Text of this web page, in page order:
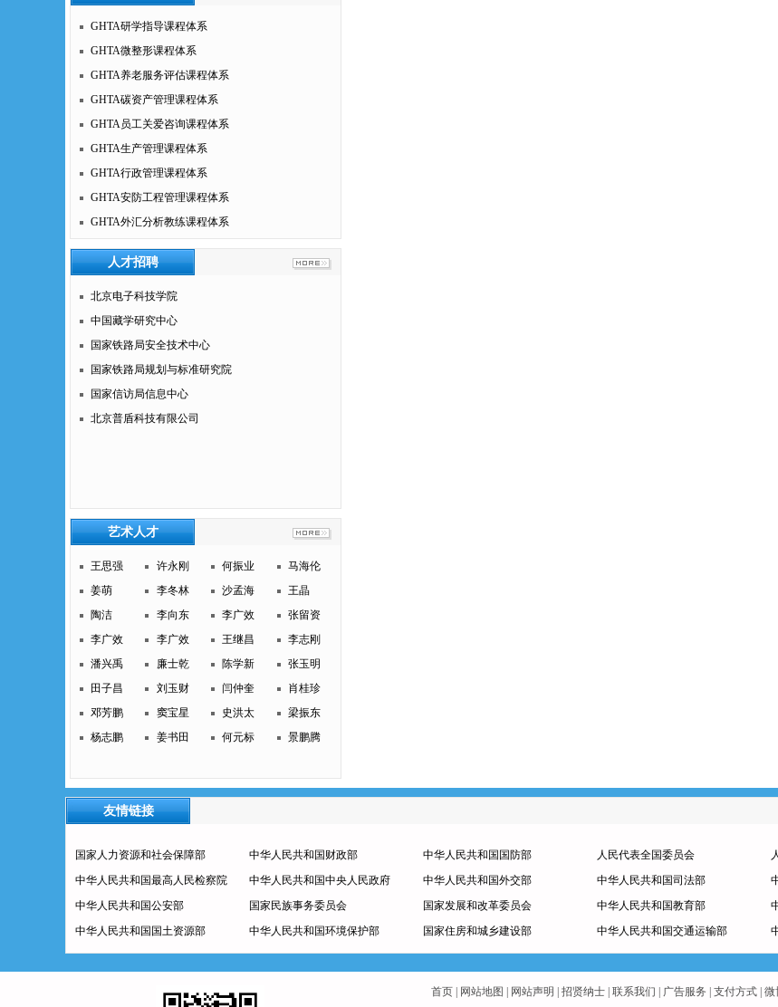
GHTA研学指导课程体系
GHTA微整形课程体系
GHTA养老服务评估课程体系
GHTA碳资产管理课程体系
GHTA员工关爱咨询课程体系
GHTA生产管理课程体系
GHTA行政管理课程体系
GHTA安防工程管理课程体系
GHTA外汇分析教练课程体系
人才招聘
北京电子科技学院
中国藏学研究中心
国家铁路局安全技术中心
国家铁路局规划与标准研究院
国家信访局信息中心
北京普盾科技有限公司
艺术人才
王思强 许永刚 何振业
马海伦
姜萌
李冬林 沙孟海
王晶
陶洁
李向东 李广效
张留资
李广效
李广效 王继昌
李志刚
潘兴禹
廉士乾 陈学新
张玉明
田子昌
刘玉财 闫仲奎
肖桂珍
邓芳鹏
窦宝星 史洪太
梁振东
杨志鹏
姜书田 何元标 景鹏腾
友情链接
国家人力资源和社会保障部 中华人民共和国财政部 中华人民共和国国防部 人民代表全国委员会
中华人民共和国最高人民检察院
中华人民共和国中央人民政府 中华人民共和国外交部 中华人民共和国司法部
中华人民共和国公安部
国家民族事务委员会 国家发展和改革委员会 中华人民共和国教育部
中华人民共和国国土资源部
中华人民共和国环境保护部 国家住房和城乡建设部 中华人民共和国交通运输部
首页 网站地图 网站声明 招贤纳士 联系我们 广告服务 支付方式 微